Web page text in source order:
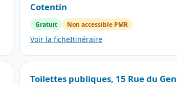
Cotentin
Gratuit Non accessible PMR
Voir la ficheItinéraire
Toilettes publiques, 15 Rue du